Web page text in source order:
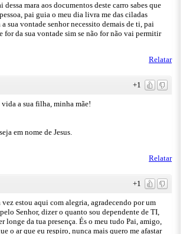
mara aos documentos deste carro sabes que
pai guia o meu dia livra me das ciladas
sua vontade senhor necessito demais de ti, pai
for da sua vontade sim se não for não vai permitir
Relatar
+1
a sua filha, minha mãe!
em nome de Jesus.
Relatar
+1
estou aqui com alegria, agradecendo por um
Senhor, dizer o quanto sou dependente de TI,
longe da tua presença. És o meu tudo Pai, amigo,
o ar que eu respiro, nunca mais quero me afastar